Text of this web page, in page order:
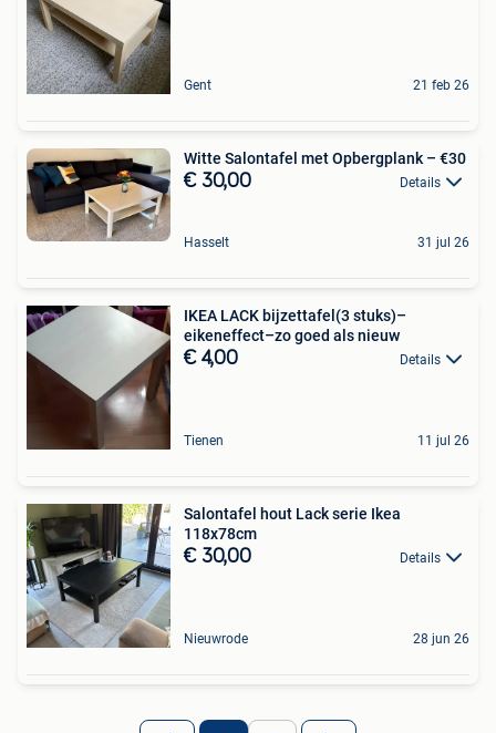
Gent 21 feb 26
Witte Salontafel met Opbergplank – €30
€ 30,00 Details
Hasselt 31 jul 26
IKEA LACK bijzettafel(3 stuks)–
eikeneffect–zo goed als nieuw
€ 4,00 Details
Tienen 11 jul 26
Salontafel hout Lack serie Ikea
118x78cm
€ 30,00 Details
Nieuwrode 28 jun 26